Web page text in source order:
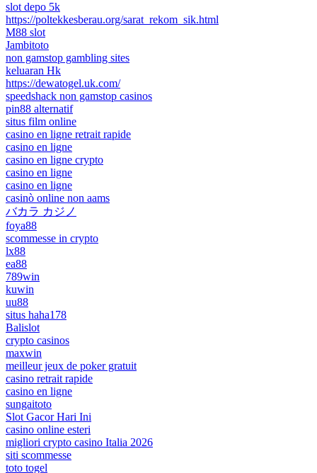
slot depo 5k
https://poltekkesberau.org/sarat_rekom_sik.html
M88 slot
Jambitoto
non gamstop gambling sites
keluaran Hk
https://dewatogel.uk.com/
speedshack non gamstop casinos
pin88 alternatif
situs film online
casino en ligne retrait rapide
casino en ligne
casino en ligne crypto
casino en ligne
casino en ligne
casinò online non aams
バカラ カジノ
foya88
scommesse in crypto
lx88
ea88
789win
kuwin
uu88
situs haha178
Balislot
crypto casinos
maxwin
meilleur jeux de poker gratuit
casino retrait rapide
casino en ligne
sungaitoto
Slot Gacor Hari Ini
casino online esteri
migliori crypto casino Italia 2026
siti scommesse
toto togel